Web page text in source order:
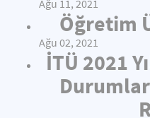
Ağu 11, 2021
Öğretim
Ağu 02, 2021
İTÜ 2021